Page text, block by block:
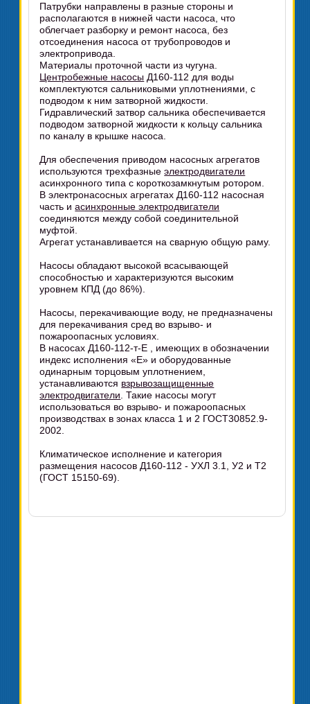
Патрубки направлены в разные стороны и
располагаются в нижней части насоса, что
облегчает разборку и ремонт насоса, без
отсоединения насоса от трубопроводов и
электропривода.
Материалы проточной части из чугуна.
Центробежные насосы Д160-112 для воды
комплектуются сальниковыми уплотнениями, с
подводом к ним затворной жидкости.
Гидравлический затвор сальника обеспечивается
подводом затворной жидкости к кольцу сальника
по каналу в крышке насоса.
Для обеспечения приводом насосных агрегатов
используются трехфазныеэлектродвигатели
асинхронного типа с короткозамкнутым ротором.
В электронасосных агрегатах Д160-112 насосная
часть иасинхронные электродвигатели
соединяются между собой соединительной
муфтой.
Агрегат устанавливается на сварную общую раму.
Насосы обладают высокой всасывающей
способностью и характеризуются высоким
уровнем КПД (до 86%).
Насосы, перекачивающие воду, не предназначены
для перекачивания сред во взрыво- и
пожароопасных условиях.
В насосах Д160-112-т-Е , имеющих в обозначении
индекс исполнения «Е» и оборудованные
одинарным торцовым уплотнением,
устанавливаются взрывозащищенные
электродвигатели . Такие насосы могут
использоваться во взрыво- и пожароопасных
производствах в зонах класса 1 и 2 ГОСТ30852.9-
2002.
Климатическое исполнение и категория
размещения насосов Д160-112 - УХЛ 3.1, У2 и Т2
(ГОСТ 15150-69).